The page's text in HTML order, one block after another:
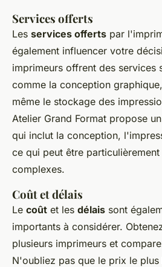
Services offerts
Les services offerts par
également influencer votre
imprimeurs offrent des services
comme la conception
même le stockage des
Atelier Grand Format propose
qui inclut la conception,
ce qui peut être
complexes.
Coût et délais
Le coût et les délais sont
importants à considérer.
plusieurs imprimeurs et
N'oubliez pas que le prix le